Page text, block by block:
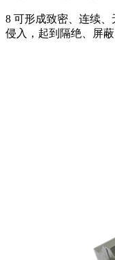
8 可形成致密、连续
侵入，起到隔绝、屏